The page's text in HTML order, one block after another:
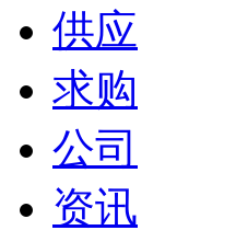
供应
求购
公司
资讯